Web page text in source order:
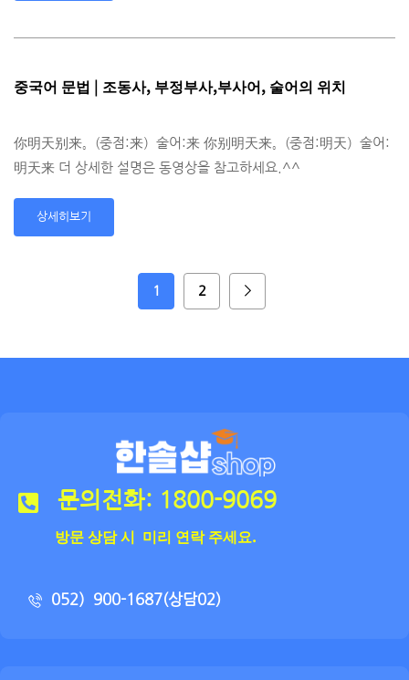
중국어 문법 | 조동사, 부정부사,부사어, 술어의 위치
你明天别来。(중점:来）술어:来 你别明天来。(중점:明天）술어:
明天来 더 상세한 설명은 동영상을 참고하세요.^^
상세히보기
1 2
문의전화: 1800-9069
방문 상담 시 미리 연락 주세요.
052）900-1687(상담02)